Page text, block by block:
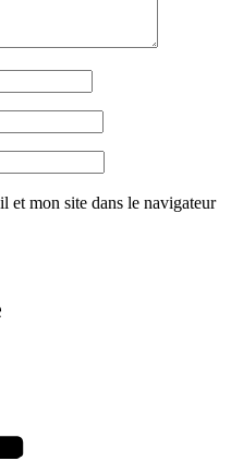
et mon site dans le navigateur